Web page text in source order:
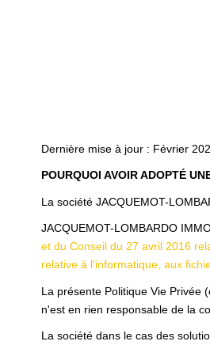
Dernière mise à jour : Février
POURQUOI AVOIR ADOPTÉ
La société JACQUEMOT-
JACQUEMOT-LOMBARDO
et du Conseil du 27 avril 2016
relative à l'informatique, aux
La présente Politique Vie Privée
n'est en rien responsable de la
La société dans le cas des